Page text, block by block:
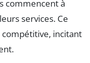
commencent à
services. Ce
incitant